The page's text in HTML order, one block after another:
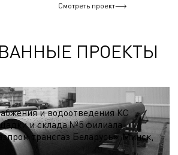
Смотреть проект
ПРОЕКТЫ
, газоснабжения)
и водоотведения КС
и склада №5 филиала
трансгаз Беларусь», Минск,